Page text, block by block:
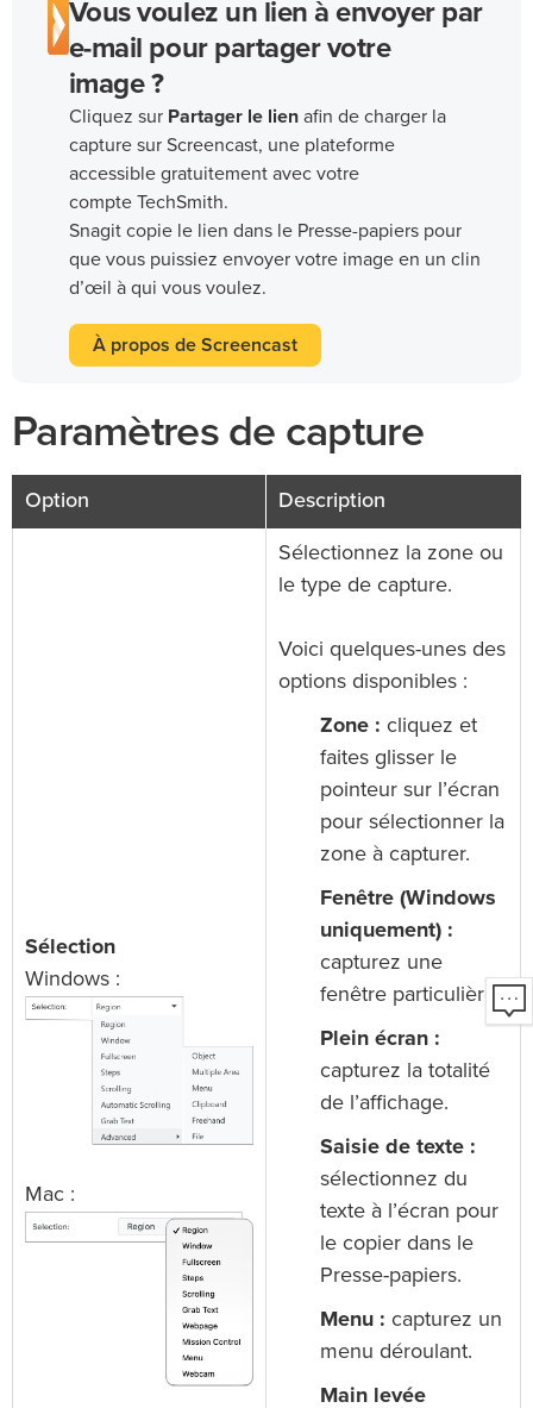
Vous voulez un lien à envoyer par
e-mail pour partager votre
image ?
Cliquez sur Partager le lienafin de charger la
capture sur Screencast, une plateforme
accessible gratuitement avec votre
compte TechSmith.
Snagit copie le lien dans le Presse-papiers pour
que vous puissiez envoyer votre image en un clin
d’œil à qui vous voulez.
À propos de Screencast
Paramètres de capture
Option Description
Sélection
Windows :
Mac :
Sélectionnez la zone ou
le type de capture.
Voici quelques-unes des
options disponibles :
Zone : cliquez et
faites glisser le
pointeur sur l’écran
pour sélectionner la
zone à capturer.
Fenêtre (Windows
uniquement) :
capturez une
fenêtre particulière.
Plein écran :
capturez la totalité
de l’affichage.
Saisie de texte :
sélectionnez du
texte à l’écran pour
le copier dans le
Presse-papiers.
Menu : capturez un
menu déroulant.
Main levée